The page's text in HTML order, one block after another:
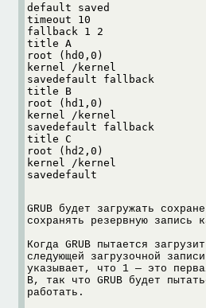
default saved
timeout 10
fallback 1 2
title A
root (hd0,0)
kernel /kernel
savedefault fallback
title B
root (hd1,0)
kernel /kernel
savedefault fallback
title C
root (hd2,0)
kernel /kernel
savedefault
GRUB будет загружать
сохранять резервную запись
Когда GRUB пытается
следующей загрузочной
указывает, что 1 — это
B, так что GRUB будет
работать.